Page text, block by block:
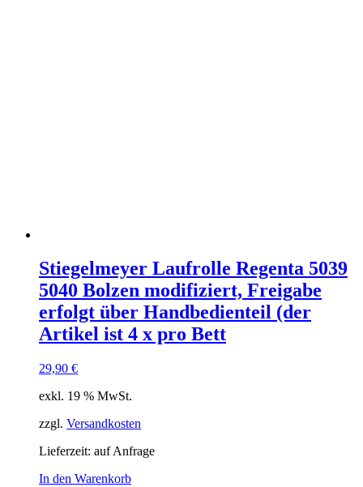
Stiegelmeyer Laufrolle Regenta 5039
5040 Bolzen modifiziert, Freigabe
erfolgt über Handbedienteil (der
Artikel ist 4 x pro Bett
29,90 €
exkl. 19 % MwSt.
zzgl. Versandkosten
Lieferzeit: auf Anfrage
In den Warenkorb